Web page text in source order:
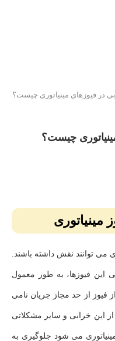
در فیوزهای مینیاتوری چیست؟
چیست؟
می توانند نقش داشته باشند.
این فیوزها، به طور معمول
فیوز از حد مجاز جریان نامی
این خرابی و سایر مشکلاتی
می شود جلوگیری به